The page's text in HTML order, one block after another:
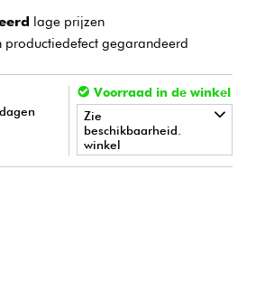
lage prijzen
productiedefect gegarandeerd
Voorraad in de winkel
Zie
beschikbaarheid.
winkel